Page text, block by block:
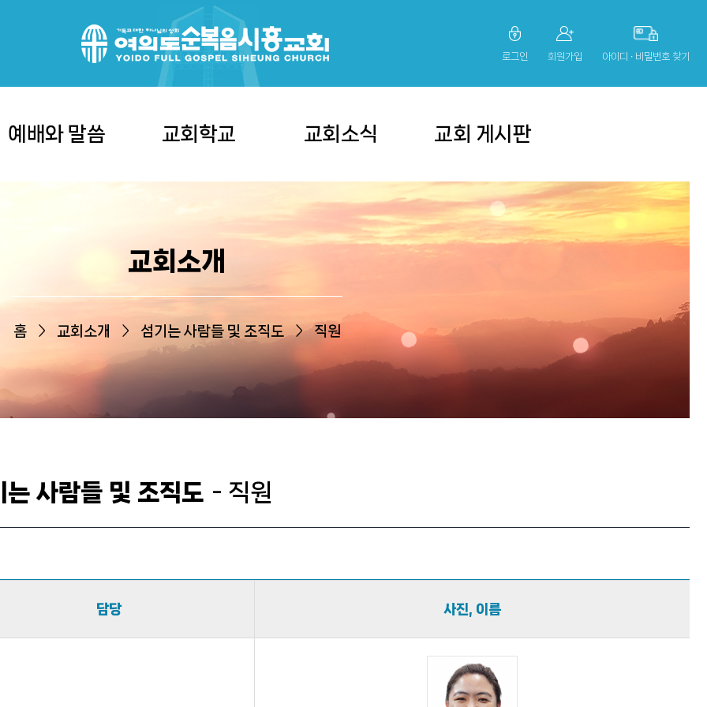
로그인 회원가입 아이디 ∙ 비밀번호 찾기
예배와 말씀 교회학교 교회소식 교회 게시판
교회소개
홈 교회소개 섬기는 사람들 및 조직도 직원
는 사람들 및 조직도 - 직원
담당 사진, 이름